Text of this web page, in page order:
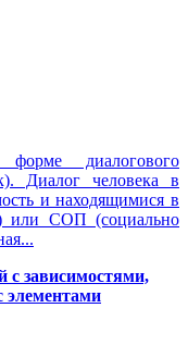
диалогового
Диалог человека в
и находящимися в
или СОП (социально
с зависимостями,
элементами